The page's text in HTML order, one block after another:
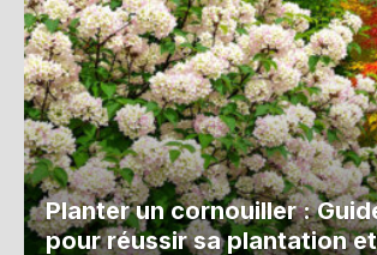
Planter un cornouiller :
pour réussir sa plantation